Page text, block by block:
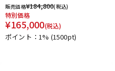
販売価格¥184,800(税込)
特別価格
¥165,000(税込)
ポイント：1% (1500pt)